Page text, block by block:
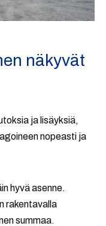
näkyvät
ja lisäyksiä,
nopeasti ja
hyvä asenne.
rakentavalla
summaa.